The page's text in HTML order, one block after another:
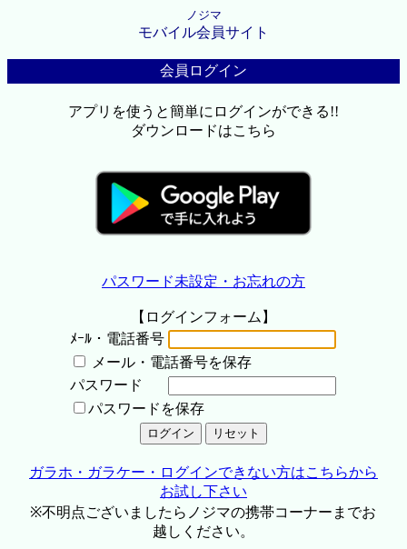
ノジマ
モバイル会員サイト
会員ログイン
アプリを使うと簡単にログインができる!!
ダウンロードはこちら
パスワード未設定・お忘れの方
【ログインフォーム】
ﾒｰﾙ・電話番号
メール・電話番号を保存
パスワード
パスワードを保存
ガラホ・ガラケー・ログインできない方はこちらから
お試し下さい
※不明点ございましたらノジマの携帯コーナーまでお
越しください。